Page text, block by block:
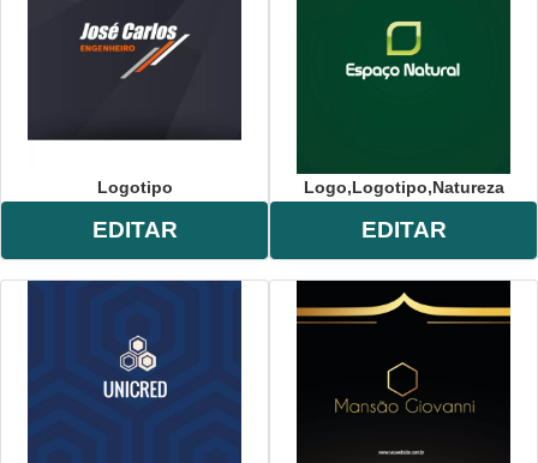
Logotipo
EDITAR
Logo,logotipo,natureza
EDITAR